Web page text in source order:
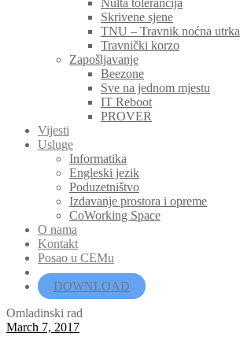
Nulta tolerancija
Skrivene sjene
TNU – Travnik noćna utrka
Travnički korzo
Zapošljavanje
Beezone
Sve na jednom mjestu
IT Reboot
PROVER
Vijesti
Usluge
Informatika
Engleski jezik
Poduzetništvo
Izdavanje prostora i opreme
CoWorking Space
O nama
Kontakt
Posao u CEMu
DOWNLOAD
Omladinski rad
March 7, 2017